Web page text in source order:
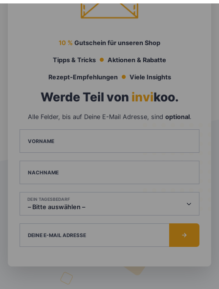
10 % Gutschein für unseren Shop
Tipps & Tricks Aktionen & Rabatte
Rezept-Empfehlungen Viele Insights
Werde Teil von invikoo.
Alle Felder, bis auf Deine E-Mail Adresse, sind optional.
VORNAME
NACHNAME
DEIN TAGESBEDARF
DEINE E-MAIL ADRESSE